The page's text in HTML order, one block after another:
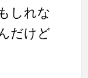
しれな
だけど